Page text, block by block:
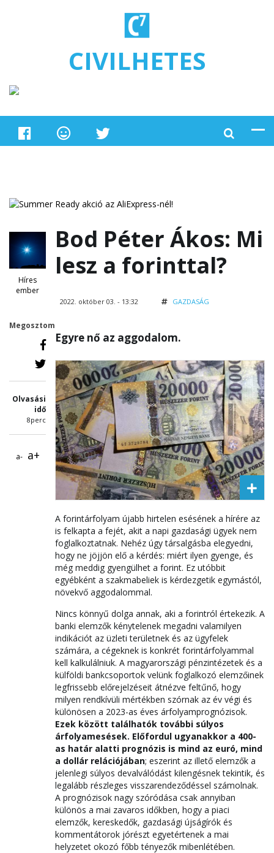
CIVILHETES
Híres
ember
Megosztom
Olvasási
idő
8perc
a- a+
Bod Péter Ákos: Mi
lesz a forinttal?
2022. október 03. - 13:32 GAZDASÁG
Egyre nő az aggodalom.
A forintárfolyam újabb hirtelen esésének a hírére az
is felkapta a fejét, akit a napi gazdasági ügyek nem
foglalkoztatnak. Nehéz úgy társalgásba elegyedni,
hogy ne jöjjön elő a kérdés: miért ilyen gyenge, és
még meddig gyengülhet a forint. Ez utóbbit
egyébként a szakmabeliek is kérdezgetik egymástól,
növekvő aggodalommal.
Nincs könnyű dolga annak, aki a forintról értekezik. A
banki elemzők kénytelenek megadni valamilyen
indikációt az üzleti területnek és az ügyfelek
számára, a cégeknek is konkrét forintárfolyammal
kell kalkulálniuk. A magyarországi pénzintézetek és a
külföldi bankcsoportok velünk foglalkozó elemzőinek
legfrissebb előrejelzéseit átnézve feltűnő, hogy
milyen rendkívüli mértékben szórnak az év végi és
különösen a 2023-as éves árfolyamprognózisok.
Ezek között találhatók további súlyos
árfolyamesések. Előfordul ugyanakkor a 400-
as határ alatti prognózis is mind az euró, mind
a dollár relációjában; eszerint az illető elemzők a
jelenlegi súlyos devalválódást kilengésnek tekintik, és
legalább részleges visszarendeződéssel számolnak.
A prognózisok nagy szóródása csak annyiban
különös a mai zavaros időkben, hogy a piaci
elemzők, kereskedők, gazdasági újságírók és
kommentátorok jórészt egyetértenek a mai
helyzetet okozó főbb tényezők mibenlétében.